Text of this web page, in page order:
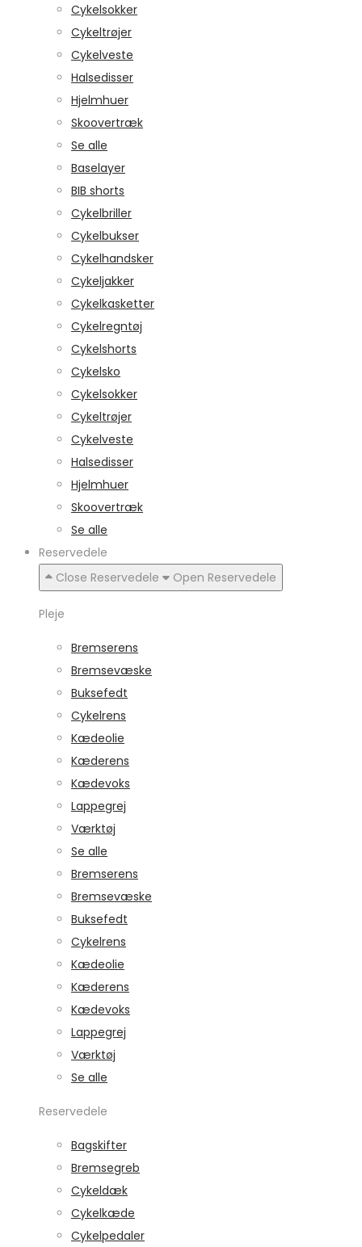
Cykelsokker
Cykeltrøjer
Cykelveste
Halsedisser
Hjelmhuer
Skoovertræk
Se alle
Baselayer
BIB shorts
Cykelbriller
Cykelbukser
Cykelhandsker
Cykeljakker
Cykelkasketter
Cykelregntøj
Cykelshorts
Cykelsko
Cykelsokker
Cykeltrøjer
Cykelveste
Halsedisser
Hjelmhuer
Skoovertræk
Se alle
Reservedele
Close Reservedele
Open Reservedele
Pleje
Bremserens
Bremsevæske
Buksefedt
Cykelrens
Kædeolie
Kæderens
Kædevoks
Lappegrej
Værktøj
Se alle
Bremserens
Bremsevæske
Buksefedt
Cykelrens
Kædeolie
Kæderens
Kædevoks
Lappegrej
Værktøj
Se alle
Reservedele
Bagskifter
Bremsegreb
Cykeldæk
Cykelkæde
Cykelpedaler